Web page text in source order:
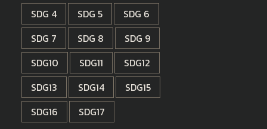
SDG 4
SDG 5
SDG 6
SDG 7
SDG 8
SDG 9
SDG10
SDG11
SDG12
SDG13
SDG14
SDG15
SDG16
SDG17